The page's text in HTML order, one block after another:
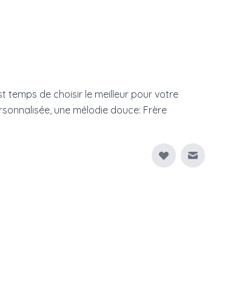
temps de choisir le meilleur pour votre
une mélodie douce: Frère
Envoyer